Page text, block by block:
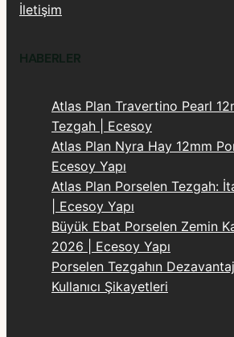
İletişim
HABERLER
Atlas Plan Travertino Pearl
Tezgah | Ecesoy
Atlas Plan Nyra Hay 12mm
Ecesoy Yapı
Atlas Plan Porselen Tezgah:
| Ecesoy Yapı
Büyük Ebat Porselen Zemin
2026 | Ecesoy Yapı
Porselen Tezgahın
Kullanıcı Şikayetleri